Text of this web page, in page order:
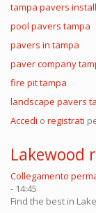
tampa pavers
pool pavers tampa
pavers in tampa
paver company
fire pit tampa
landscape pavers
Accedi o registrati
Lakewood
Collegamento
- 14:45
Find the best in